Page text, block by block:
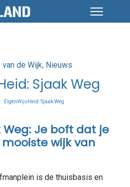
van de Wijk Nieuws
Sjaak Weg
EigenWijsHeid: Sjaak Weg
Weg: Je boft dat je
wijk van
is de thuisbasis en